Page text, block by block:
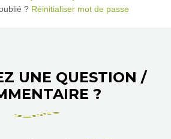
?Réinitialiser mot de passe
UNE QUESTION /
?